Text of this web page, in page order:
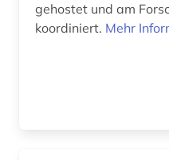
gehostet und am
koordiniert. Mehr